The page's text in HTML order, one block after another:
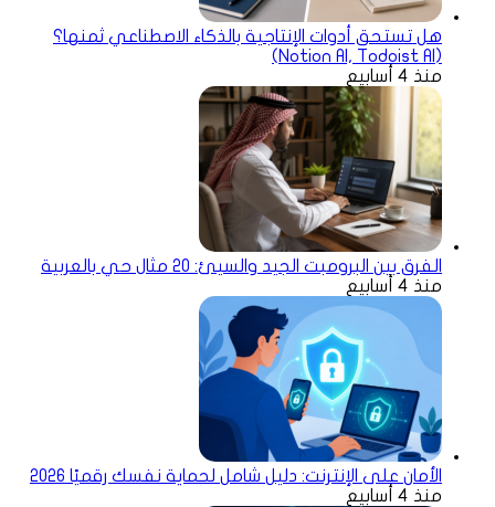
هل تستحق أدوات الإنتاجية بالذكاء الاصطناعي ثمنها؟
(Notion AI, Todoist AI)
منذ 4 أسابيع
الفرق بين البرومبت الجيد والسيئ: 20 مثال حي بالعربية
منذ 4 أسابيع
الأمان على الإنترنت: دليل شامل لحماية نفسك رقميًا 2026
منذ 4 أسابيع